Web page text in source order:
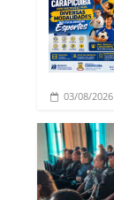
03/08/2026